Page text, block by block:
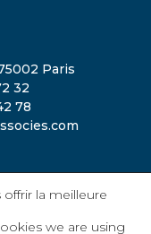
Paris
32
78
la meilleure
we are using